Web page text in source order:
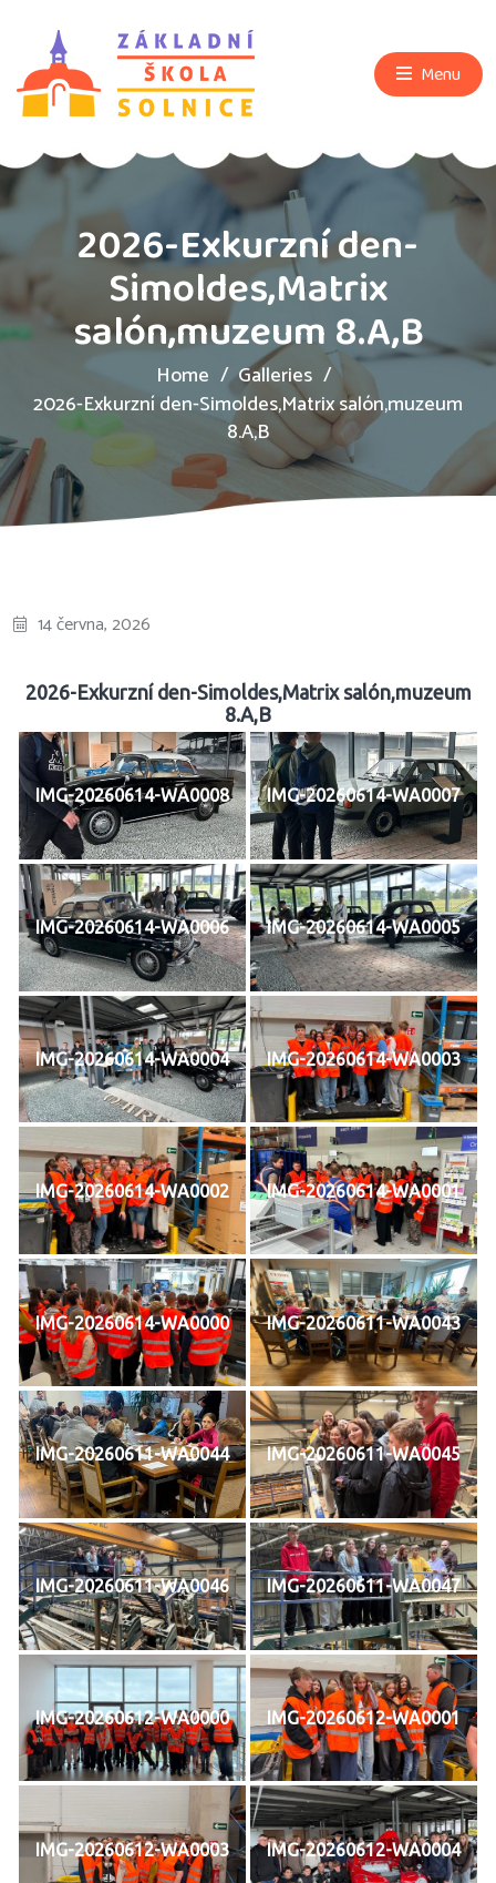
Menu
2026-Exkurzní den-
Simoldes,Matrix
salón,muzeum 8.A,B
Home
Galleries
2026-Exkurzní den-Simoldes,Matrix salón,muzeum
8.A,B
14 června, 2026
2026-Exkurzní den-Simoldes,Matrix salón,muzeum
8.A,B
IMG-20260614-WA0008 IMG-20260614-WA0007
IMG-20260614-WA0006 IMG-20260614-WA0005
IMG-20260614-WA0004 IMG-20260614-WA0003
IMG-20260614-WA0002 IMG-20260614-WA0001
IMG-20260614-WA0000 IMG-20260611-WA0043
IMG-20260611-WA0044 IMG-20260611-WA0045
IMG-20260611-WA0046 IMG-20260611-WA0047
IMG-20260612-WA0000 IMG-20260612-WA0001
IMG-20260612-WA0003 IMG-20260612-WA0004